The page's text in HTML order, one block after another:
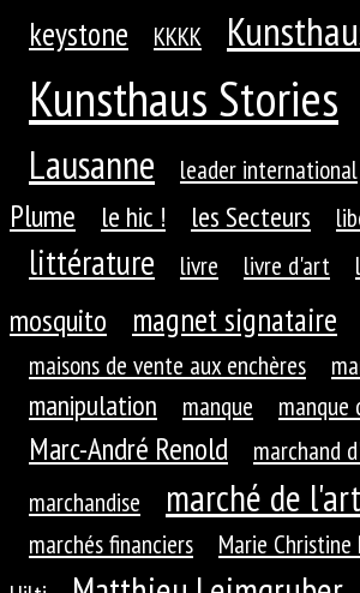
keystone KKKK
Kunsthaus Stories
Lausanne leader international
Plume
le hic ! les Secteurs
littérature livre livre d'art
mosquito
magnet signataire
maisons de vente aux enchères
manipulation manque manque
Marc-André Renold
marchand
marchandise
marché de l'art
marchés financiers
Marie Christine